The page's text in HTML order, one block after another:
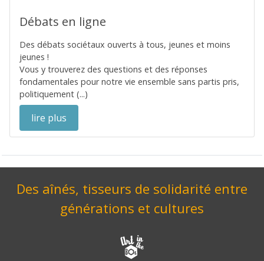
Débats en ligne
Des débats sociétaux ouverts à tous, jeunes et moins
jeunes !
Vous y trouverez des questions et des réponses
fondamentales pour notre vie ensemble sans partis pris,
politiquement (...)
lire plus
Des aînés, tisseurs de solidarité entre
générations et cultures